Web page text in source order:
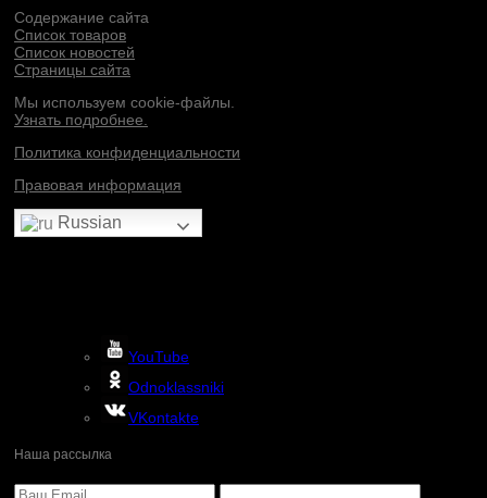
Содержание сайта
Список товаров
Список новостей
Страницы сайта
Мы используем cookie-файлы.
Узнать подробнее.
Политика конфиденциальности
Правовая информация
Russian
YouTube
Odnoklassniki
VKontakte
Наша рассылка